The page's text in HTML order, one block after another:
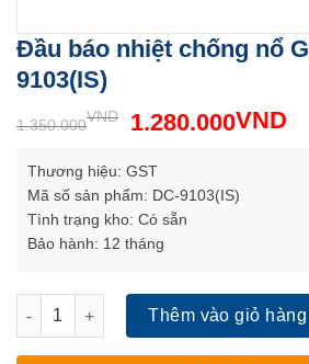
Đầu báo nhiệt chống nổ
9103(IS)
1.350.000VND 1.280.000VND
Thương hiệu: GST
Mã số sản phẩm: DC-9103(IS)
Tình trạng kho: Có sẵn
Bảo hành: 12 tháng
Đầu báo nhiệt chống nổ GST DC-
Thêm vào giỏ hàng